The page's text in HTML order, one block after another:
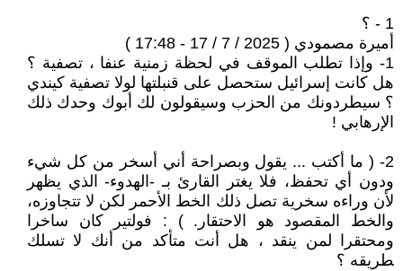
1 - ؟
أميرة مصمودي ( 2025 / 7 / 17 - 17:48 )
1- وإذا تطلب الموقف في لحظة زمنية عنفا ، تصفية ؟
هل كانت إسرائيل ستحصل على قنبلتها لولا تصفية كيندي
؟ سيطردونك من الحزب وسيقولون لك أبوك وحدك ذلك
الإرهابي !
2- ( ما أكتب ... يقول وبصراحة أني أسخر من كل شيء
ودون أي تحفظ، فلا يغتر القارئ بـ -الهدوء- الذي يظهر
لأن وراءه سخرية تصل ذلك الخط الأحمر لكن لا تتجاوزه،
والخط المقصود هو الاحتقار. ) : فولتير كان ساخرا
ومحتقرا لمن ينقد ، هل أنت متأكد من أنك لا تسلك
‍طريقه ؟